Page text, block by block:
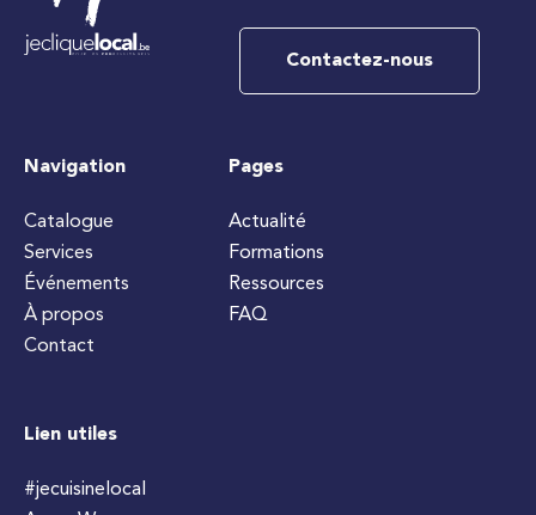
Contactez-nous
Navigation
Catalogue
Services
Événements
À propos
Contact
Pages
Actualité
Formations
Ressources
FAQ
Lien utiles
#jecuisinelocal